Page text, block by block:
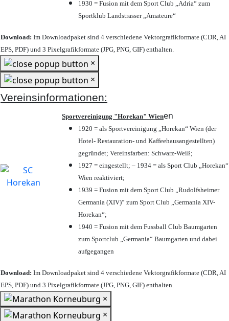
1930 = Fusion mit dem Sport Club „Adria“ zum
Sportklub Landstrasser „Amateure“
Download: Im Downloadpaket sind 4 verschiedene Vektorgrafikformate (CDR, AI
EPS, PDF) und 3 Pixelgrafikformate (JPG, PNG, GIF) enthalten.
×
×
Vereinsinformationen:
Sportvereinigung "Horekan" Wienen
1920 = als Sportvereinigung „Horekan“ Wien (der
Hotel- Restauration- und Kaffeehausangestellten)
gegründet; Vereinsfarben: Schwarz-Weiß;
1927 = eingestellt; – 1934 = als Sport Club „Horekan“
Wien reaktiviert;
1939 = Fusion mit dem Sport Club „Rudolfsheimer
Germania (XIV)“ zum Sport Club „Germania XIV-
Horekan“;
1940 = Fusion mit dem Fussball Club Baumgarten
zum Sportclub „Germania“ Baumgarten und dabei
aufgegangen
Download: Im Downloadpaket sind 4 verschiedene Vektorgrafikformate (CDR, AI
EPS, PDF) und 3 Pixelgrafikformate (JPG, PNG, GIF) enthalten.
×
×